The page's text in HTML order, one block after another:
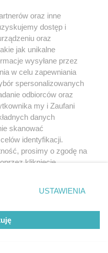
oraz inne
dostęp i
oraz
jak unikalne
wysyłane przez
w celu zapewniania
spersonalizowanych
odbiorców oraz
my i Zaufani
danych
skanować
identyfikacji.
prosimy o zgodę na
kliknięcie
ustawień prywatności
rogu strony
wymagają zgody
się takiemu
miały zastosowanie tylko
USTAWIENIA